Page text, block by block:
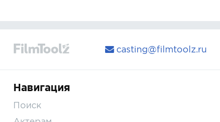
casting@filmtoolz.ru
Навигация
Поиск